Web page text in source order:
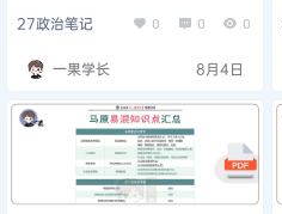
27政治笔记 0 0 0
一果学长 8月4日